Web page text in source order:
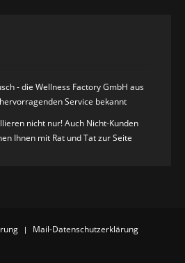
- die Wellness Factory GmbH aus
Service bekannt
nicht nur! Auch Nicht-Kunden
Ihnen mit Rat und Tat zur Seite
Mail-Datenschutzerklärung